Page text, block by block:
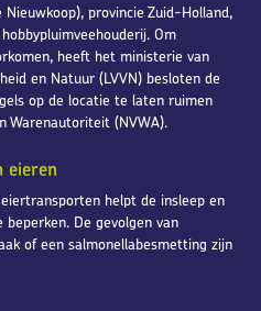
provincie Zuid-Holland,
Om
heeft het ministerie van
en Natuur (LVVN) besloten de
op de locatie te laten ruimen
Warenautoriteit (NVWA).
eieren
helpt de insleep en
De gevolgen van
of een salmonellabesmetting zijn